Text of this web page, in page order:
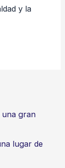
y la
gran
lugar de